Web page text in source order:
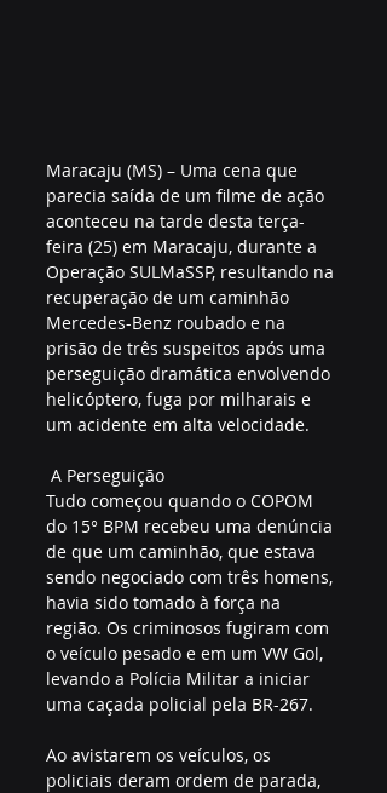
Maracaju (MS) – Uma cena que
parecia saída de um filme de ação
aconteceu na tarde desta terça-
feira (25) em Maracaju, durante a
Operação SULMaSSP, resultando na
recuperação de um caminhão
Mercedes-Benz roubado e na
prisão de três suspeitos após uma
perseguição dramática envolvendo
helicóptero, fuga por milharais e
um acidente em alta velocidade.
A Perseguição
Tudo começou quando o COPOM
do 15° BPM recebeu uma denúncia
de que um caminhão, que estava
sendo negociado com três homens,
havia sido tomado à força na
região. Os criminosos fugiram com
o veículo pesado e em um VW Gol,
levando a Polícia Militar a iniciar
uma caçada policial pela BR-267.
Ao avistarem os veículos, os
policiais deram ordem de parada,